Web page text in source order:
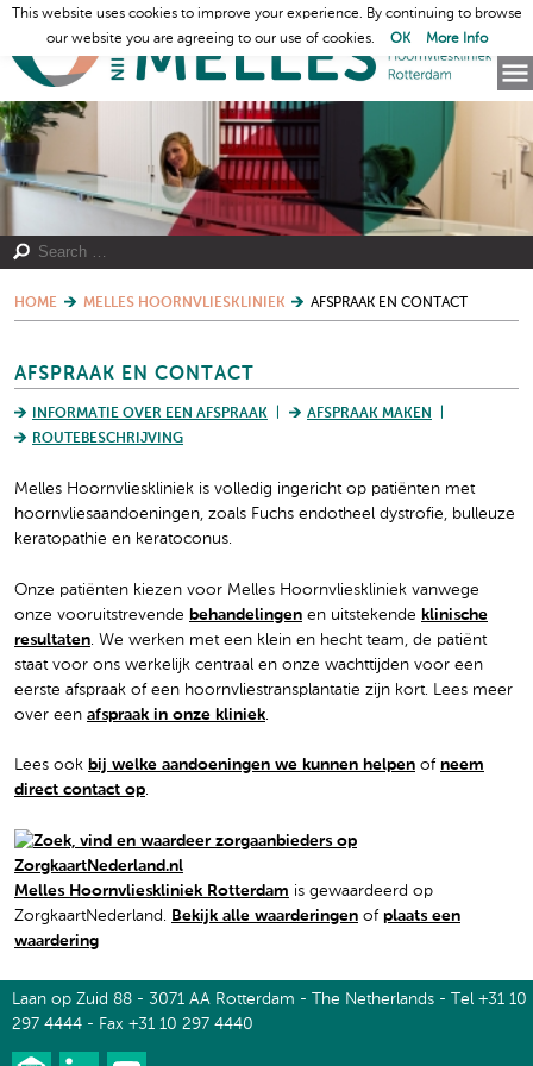
HOME MELLES HOORNVLIESKLINIEK AFSPRAAK EN CONTACT
AFSPRAAK EN CONTACT
INFORMATIE OVER EEN AFSPRAAK
AFSPRAAK MAKEN
ROUTEBESCHRIJVING
Melles Hoornvlieskliniek is volledig ingericht op patiënten met
hoornvliesaandoeningen, zoals Fuchs endotheel dystrofie, bulleuze
keratopathie en keratoconus.
Onze patiënten kiezen voor Melles Hoornvlieskliniek vanwege
onze vooruitstrevende behandelingen en uitstekende klinische
resultaten. We werken met een klein en hecht team, de patiënt
staat voor ons werkelijk centraal en onze wachttijden voor een
eerste afspraak of een hoornvliestransplantatie zijn kort. Lees meer
over een afspraak in onze kliniek.
Lees ook bij welke aandoeningen we kunnen helpen of neem
direct contact op.
Melles Hoornvlieskliniek Rotterdam is gewaardeerd op
ZorgkaartNederland. Bekijk alle waarderingen of plaats een
waardering
Laan op Zuid 88 - 3071 AA Rotterdam - The Netherlands - Tel +31 10
297 4444 - Fax +31 10 297 4440
This website uses cookies to improve your experience. By continuing to browse
our website you are agreeing to our use of cookies.
OK More Info